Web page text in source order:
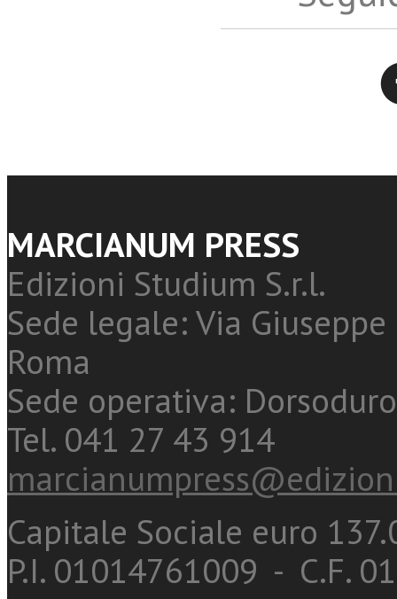
MARCIANUM PRESS
Edizioni Studium S.r.l.
Sede legale: Via
Roma
Sede operativa:
Tel. 041 27 43 914
Capitale Sociale euro
P.I. 01014761009 - C.F.